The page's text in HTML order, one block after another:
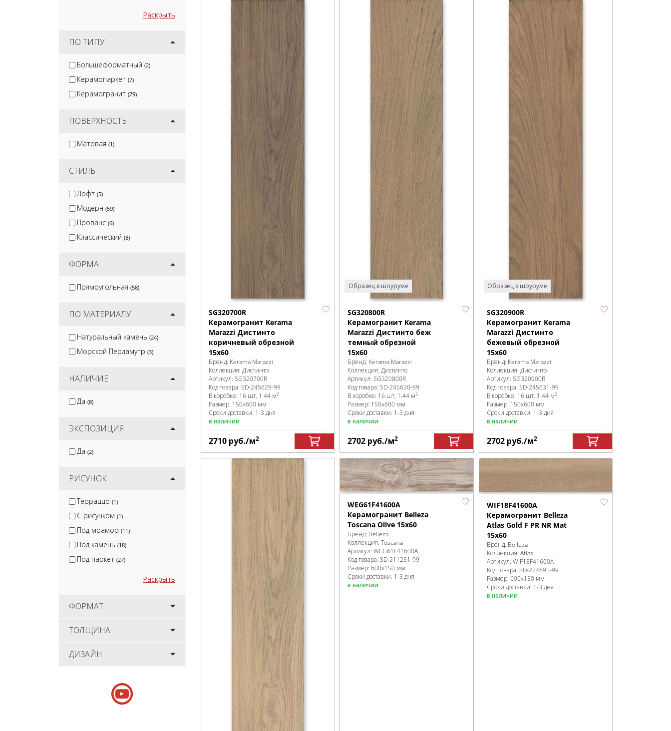
Раскрыть
ПО ТИПУ
Большеформатный (2)
Керамопаркет (7)
Керамогранит (79)
ПОВЕРХНОСТЬ
Матовая (1)
СТИЛЬ
Лофт (5)
Модерн (59)
Прованс (6)
Классический (8)
ФОРМА
Прямоугольная (58)
ПО МАТЕРИАЛУ
Натуральный камень (24)
Морской Перламутр (3)
НАЛИЧИЕ
Да (8)
ЭКСПОЗИЦИЯ
Да (2)
РИСУНОК
Терраццо (1)
С рисунком (1)
Под мрамор (11)
Под камень (18)
Под паркет (27)
Раскрыть
ФОРМАТ
ТОЛЩИНА
ДИЗАЙН
SG320700R
Керамогранит Kerama
Marazzi Дистинто
коричневый обрезной
15х60
Бренд: Kerama Marazzi
Коллекция: Дистинто
Артикул: SG320700R
Код товара: SD-245629-99
В коробке: 16 шт, 1.44 м2
Размер: 150x600 мм
Сроки доставки: 1-3 дня
в наличии
2710 руб./м2
Образец в шоуруме
SG320800R
Керамогранит Kerama
Marazzi Дистинто беж
темный обрезной
15x60
Бренд: Kerama Marazzi
Коллекция:Дистинто
Артикул:SG320800R
Код товара:SD-245630-99
В коробке: 16 шт, 1.44 м2
Размер: 150x600 мм
Сроки доставки: 1-3 дня
в наличии
2702 руб./м2
Образец в шоуруме
SG320900R
Керамогранит Kerama
Marazzi Дистинто
бежевый обрезной
15x60
Бренд: Kerama Marazzi
Коллекция: Дистинто
Артикул: SG320900R
Код товара: SD-245631-99
В коробке: 16 шт, 1.44 м2
Размер: 150x600 мм
Сроки доставки: 1-3 дня
в наличии
2702 руб./м2
WEG61F41600A
Керамогранит Belleza
Toscana Olive 15x60
Бренд: Belleza
Коллекция:Toscana
Артикул:WEG61F41600A
Код товара:SD-211231-99
Размер:600x150 мм
Сроки доставки: 1-3 дня
в наличии
WIF18F41600A
Керамогранит Belleza
Atlas Gold F PR NR Mat
15x60
Бренд: Belleza
Коллекция: Atlas
Артикул: WIF18F41600A
Код товара: SD-224695-99
Размер: 600x150 мм
Сроки доставки: 1-3 дня
в наличии